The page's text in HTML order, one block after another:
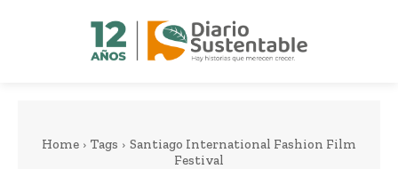
Home Tags
Santiago International Fashion Film
Festival